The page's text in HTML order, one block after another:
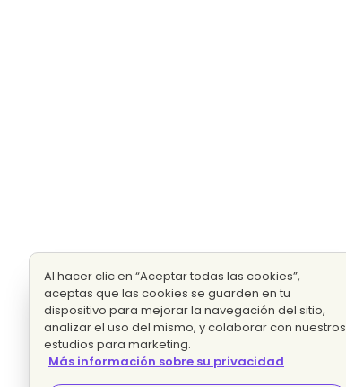
Al hacer clic en “Aceptar todas las cookies”,
aceptas que las cookies se guarden en tu
dispositivo para mejorar la navegación del sitio,
analizar el uso del mismo, y colaborar con nuestros
estudios para marketing.
Más información sobre su privacidad